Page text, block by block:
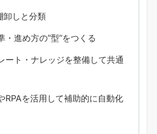
卸しと分類
・進め方の”型”をつくる
ート・ナレッジを整備して共通
RPAを活用して補助的に自動化